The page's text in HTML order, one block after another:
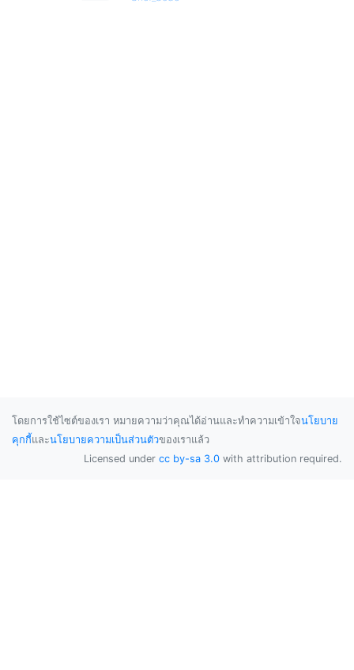
โดยการใช้ไซต์ของเรา หมายความว่าคุณได้อ่านและทำความเข้าใจนโยบาย
คุกกี้และนโยบายความเป็นส่วนตัวของเราแล้ว
Licensed under cc by-sa 3.0 with attribution required.